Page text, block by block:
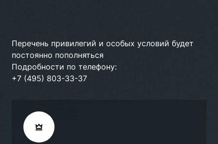
Перечень привилегий и особых условий будет
постоянно пополняться
Подробности по телефону:
+7 (495) 803-33-37